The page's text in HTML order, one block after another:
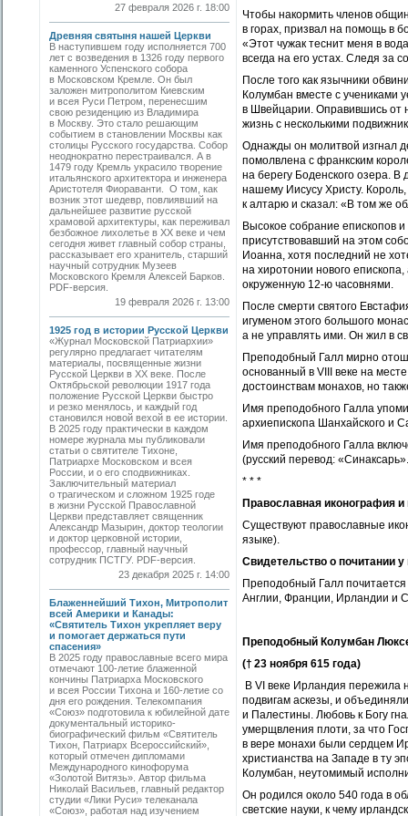
27 февраля 2026 г. 18:00
Древняя святыня нашей Церкви
В наступившем году исполняется 700
лет с возведения в 1326 году первого
каменного Успенского собора
в Московском Кремле. Он был
заложен митрополитом Киевским
и всея Руси Петром, перенесшим
свою резиденцию из Владимира
в Москву. Это стало решающим
событием в становлении Москвы как
столицы Русского государства. Собор
неоднократно перестраивался. А в
1479 году Кремль украсило творение
итальянского архитектора и инженера
Аристотеля Фиораванти. О том, как
возник этот шедевр, повлиявший на
дальнейшее развитие русской
храмовой архитектуры, как переживал
безбожное лихолетье в ХХ веке и чем
сегодня живет главный собор страны,
рассказывает его хранитель, старший
научный сотрудник Музеев
Московского Кремля Алексей Барков.
PDF-версия.
19 февраля 2026 г. 13:00
1925 год в истории Русской Церкви
«Журнал Московской Патриархии»
регулярно предлагает читателям
материалы, посвященные жизни
Русской Церкви в ХХ веке. После
Октябрьской революции 1917 года
положение Русской Церкви быстро
и резко менялось, и каждый год
становился новой вехой в ее истории.
В 2025 году практически в каждом
номере журнала мы публиковали
статьи о святителе Тихоне,
Патриархе Московском и всея
России, и о его сподвижниках.
Заключительный материал
о трагическом и сложном 1925 годе
в жизни Русской Православной
Церкви представляет священник
Александр Мазырин, доктор теологии
и доктор церковной истории,
профессор, главный научный
сотрудник ПСТГУ. PDF-версия.
23 декабря 2025 г. 14:00
Блаженнейший Тихон, Митрополит
всей Америки и Канады:
«Святитель Тихон укрепляет веру
и помогает держаться пути
спасения»
В 2025 году православные всего мира
отмечают 100-летие блаженной
кончины Патриарха Московского
и всея России Тихона и 160-летие со
дня его рождения. Телекомпания
«Союз» подготовила к юбилейной дате
документальный историко-
биографический фильм «Святитель
Тихон, Патриарх Всероссийский»,
который отмечен дипломами
Международного кинофорума
«Золотой Витязь». Автор фильма
Николай Васильев, главный редактор
студии «Лики Руси» телеканала
«Союз», работая над изучением
Чтобы накормить членов
в горах, призвал на помощь в
«Этот чужак теснит меня в
всегда на его устах. Следя за
После того как язычники
Колумбан вместе с учениками
в Швейцарии. Оправившись от
жизнь с несколькими
Однажды он молитвой изгнал
помолвлена с франкским
на берегу Боденского озера. В
нашему Иисусу Христу.
к алтарю и сказал: «В том же
Высокое собрание епископов
присутствовавший на этом
Иоанна, хотя последний не
на хиротонии нового
окруженную 12-ю часовнями.
После смерти святого
игуменом этого большого
а не управлять ими. Он жил в
Преподобный Галл мирно
основанный в VIII веке на
достоинствам монахов, но
Имя преподобного Галла
архиепископа Шанхайского и
Имя преподобного Галла
(русский перевод:
* * *
Православная иконография и
Существуют православные
языке).
Свидетельство о почитании у
Преподобный Галл
Англии, Франции, Ирландии и
Преподобный Колумбан
(† 23 ноября 615 года)
В VI веке Ирландия пережила
подвигам аскезы, и
и Палестины. Любовь к Богу
умерщвления плоти, за что
в вере монахи были сердцем
христианства на Западе в ту
Колумбан, неутомимый
Он родился около 540 года в
светские науки, к чему